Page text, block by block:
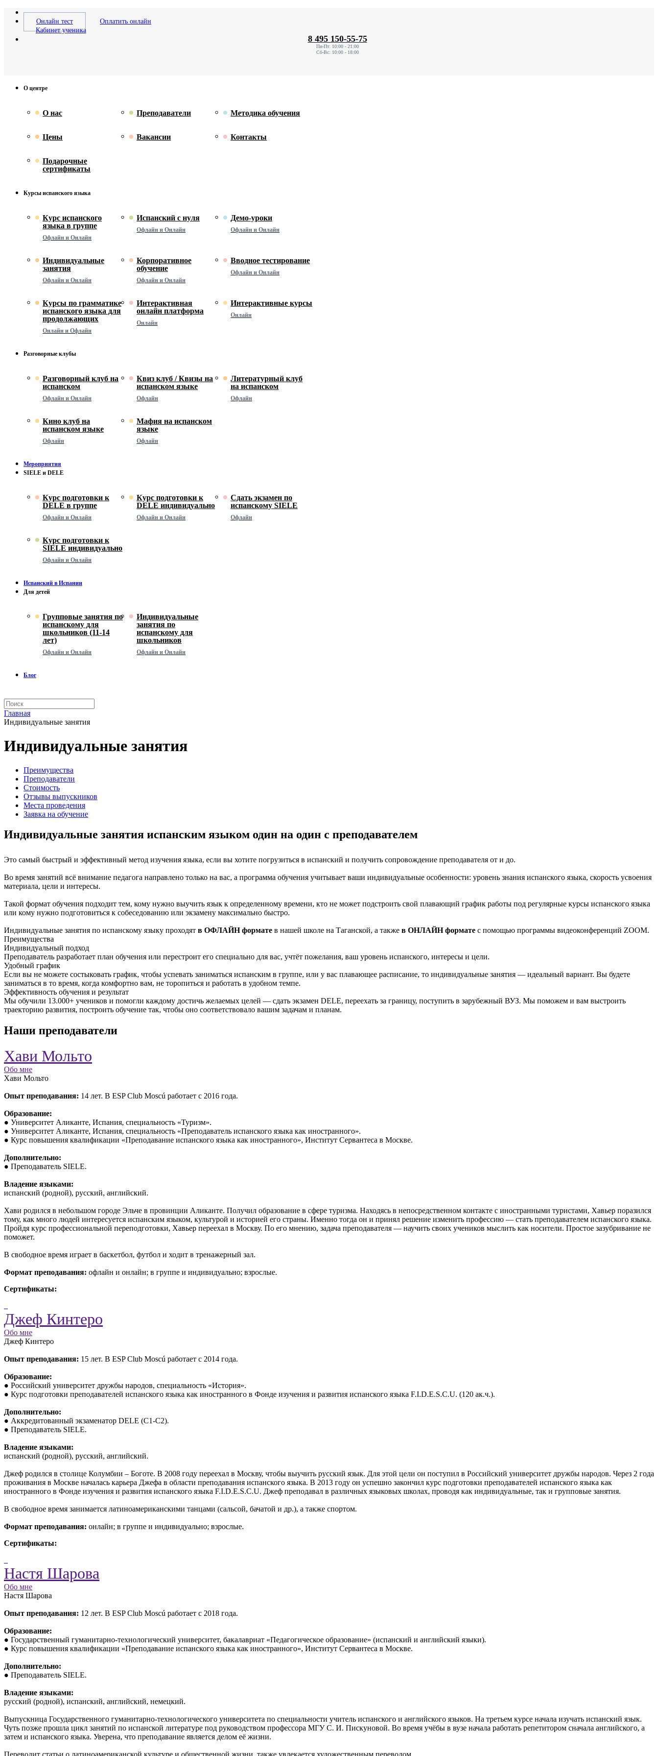
Онлайн тест
Оплатить онлайн
Кабинет ученика
8 495 150-55-75
Пн-Пт: 10:00 - 21:00
Сб-Вс: 10:00 - 18:00
О центре
О нас Преподаватели Методика обучения
Цены Вакансии Контакты
Подарочные
сертификаты
Курсы испанского языка
Курс испанского
языка в группе
Офлайн и Онлайн
Испанский с нуля
Офлайн и Онлайн
Демо-уроки
Офлайн и Онлайн
Индивидуальные
занятия
Офлайн и Онлайн
Корпоративное
обучение
Офлайн и Онлайн
Вводное тестирование
Офлайн и Онлайн
Курсы по грамматике
испанского языка для
продолжающих
Онлайн и Офлайн
Интерактивная
онлайн платформа
Онлайн
Интерактивные курсы
Онлайн
Разговорные клубы
Разговорный клуб на
испанском
Офлайн и Онлайн
Квиз клуб / Квизы на
испанском языке
Офлайн
Литературный клуб
на испанском
Офлайн
Кино клуб на
испанском языке
Офлайн
Мафия на испанском
языке
Офлайн
Мероприятия
SIELE и DELE
Курс подготовки к
DELE в группе
Офлайн и Онлайн
Курс подготовки к
DELE индивидуально
Офлайн и Онлайн
Сдать экзамен по
испанскому SIELE
Офлайн
Курс подготовки к
SIELE индивидуально
Офлайн и Онлайн
Испанский в Испании
Для детей
Групповые занятия по
испанскому для
школьников (11-14
лет)
Офлайн и Онлайн
Индивидуальные
занятия по
испанскому для
школьников
Офлайн и Онлайн
Блог
Главная
Индивидуальные занятия
Индивидуальные занятия
Преимущества
Преподаватели
Стоимость
Отзывы выпускников
Места проведения
Заявка на обучение
Индивидуальные занятия испанским языком один на один с преподавателем
Это самый быстрый и эффективный метод изучения языка, если вы хотите погрузиться в испанский и получить сопровождение преподавателя от и до.
Во время занятий всё внимание педагога направлено только на вас, а программа обучения учитывает ваши индивидуальные особенности: уровень знания испанского языка, скорость усвоения
материала, цели и интересы.
Такой формат обучения подходит тем, кому нужно выучить язык к определенному времени, кто не может подстроить свой плавающий график работы под регулярные курсы испанского языка
или кому нужно подготовиться к собеседованию или экзамену максимально быстро.
Индивидуальные занятия по испанскому языку проходят в ОФЛАЙН формате в нашей школе на Таганской, а также в ОНЛАЙН формате с помощью программы видеоконференций ZOOM.
Преимущества
Индивидуальный подход
Преподаватель разработает план обучения или перестроит его специально для вас, учтёт пожелания, ваш уровень испанского, интересы и цели.
Удобный график
Если вы не можете состыковать график, чтобы успевать заниматься испанским в группе, или у вас плавающее расписание, то индивидуальные занятия — идеальный вариант. Вы будете
заниматься в то время, когда комфортно вам, не торопиться и работать в удобном темпе.
Эффективность обучения и результат
Мы обучили 13.000+ учеников и помогли каждому достичь желаемых целей — сдать экзамен DELE, переехать за границу, поступить в зарубежный ВУЗ. Мы поможем и вам выстроить
траекторию развития, построить обучение так, чтобы оно соответствовало вашим задачам и планам.
Наши преподаватели
Хави Мольто
Обо мне
Хави Мольто
Опыт преподавания: 14 лет. В ESP Club Moscú работает с 2016 года.
Образование:
● Университет Аликанте, Испания, специальность «Туризм».
● Университет Аликанте, Испания, специальность «Преподаватель испанского языка как иностранного».
● Курс повышения квалификации «Преподавание испанского языка как иностранного», Институт Сервантеса в Москве.
Дополнительно:
● Преподаватель SIELE.
Владение языками:
испанский (родной), русский, английский.
Хави родился в небольшом городе Эльче в провинции Аликанте. Получил образование в сфере туризма. Находясь в непосредственном контакте с иностранными туристами, Хавьер поразился
тому, как много людей интересуется испанским языком, культурой и историей его страны. Именно тогда он и принял решение изменить профессию — стать преподавателем испанского языка.
Пройдя курс профессиональной переподготовки, Хавьер переехал в Москву. По его мнению, задача преподавателя — научить своих учеников мыслить как носители. Простое зазубривание не
поможет.
В свободное время играет в баскетбол, футбол и ходит в тренажерный зал.
Формат преподавания: офлайн и онлайн; в группе и индивидуально; взрослые.
Сертификаты:
Джеф Кинтеро
Обо мне
Джеф Кинтеро
Опыт преподавания: 15 лет. В ESP Club Moscú работает с 2014 года.
Образование:
● Российский университет дружбы народов, специальность «История».
● Курс подготовки преподавателей испанского языка как иностранного в Фонде изучения и развития испанского языка F.I.D.E.S.C.U. (120 ак.ч.).
Дополнительно:
● Аккредитованный экзаменатор DELE (C1-C2).
● Преподаватель SIELE.
Владение языками:
испанский (родной), русский, английский.
Джеф родился в столице Колумбии – Боготе. В 2008 году переехал в Москву, чтобы выучить русский язык. Для этой цели он поступил в Российский университет дружбы народов. Через 2 года
проживания в Москве началась карьера Джефа в области преподавания испанского языка. В 2013 году он успешно закончил курс подготовки преподавателей испанского языка как
иностранного в Фонде изучения и развития испанского языка F.I.D.E.S.C.U. Джеф преподавал в различных языковых школах, проводя как индивидуальные, так и групповые занятия.
В свободное время занимается латиноамериканскими танцами (сальсой, бачатой и др.), а также спортом.
Формат преподавания: онлайн; в группе и индивидуально; взрослые.
Сертификаты:
Настя Шарова
Обо мне
Настя Шарова
Опыт преподавания: 12 лет. В ESP Club Moscú работает с 2018 года.
Образование:
● Государственный гуманитарно-технологический университет, бакалавриат «Педагогическое образование» (испанский и английский языки).
● Курс повышения квалификации «Преподавание испанского языка как иностранного», Институт Сервантеса в Москве.
Дополнительно:
● Преподаватель SIELE.
Владение языками:
русский (родной), испанский, английский, немецкий.
Выпускница Государственного гуманитарно-технологического университета по специальности учитель испанского и английского языков. На третьем курсе начала изучать испанский язык.
Чуть позже прошла цикл занятий по испанской литературе под руководством профессора МГУ С. И. Пискуновой. Во время учёбы в вузе начала работать репетитором сначала английского, а
затем и испанского языка. Уверена, что преподавание является делом её жизни.
Переводит статьи о латиноамериканской культуре и общественной жизни, также увлекается художественным переводом.